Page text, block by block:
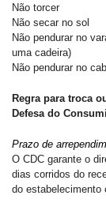
Não torcer
Não secar no sol
Não pendurar no
uma cadeira)
Não pendurar no
Regra para troca
Defesa do
Prazo de
O CDC garante o
dias corridos do
do estabelecimento